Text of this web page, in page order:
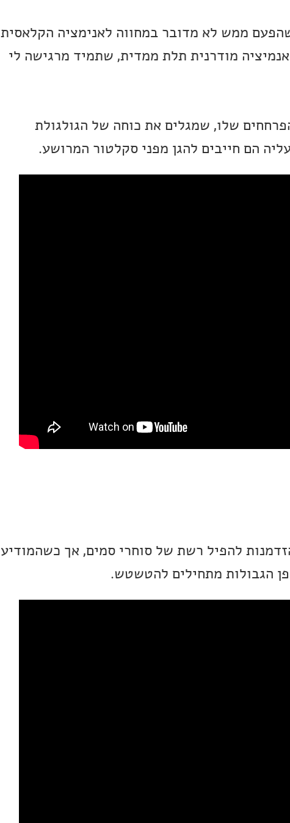
ממש לא מדובר במחווה לאנימציה הקלאסית
מודרנית תלת ממדית, שתמיד מרגישה לי
שלו, שמגלים את כוחה של הגולגולת
הם חייבים להגן מפני סקלטור המרושע.
להפיל רשת של סוחרי סמים, אך כשהמודיע
הגבולות מתחילים להטשטש.